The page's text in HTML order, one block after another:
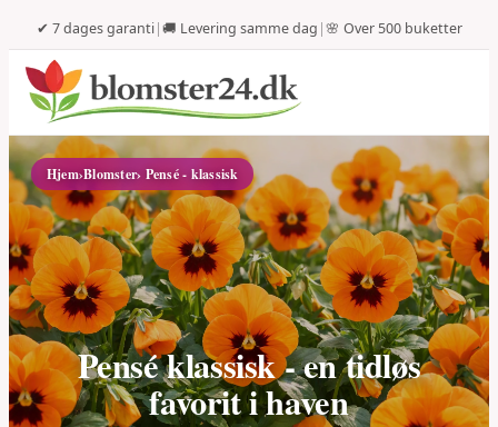
✔ 7 dages garanti|🚚 Levering samme dag |🌸 Over 500 buketter
Hjem›Blomster› Pensé - klassisk
Pensé klassisk - en tidløs
favorit i haven